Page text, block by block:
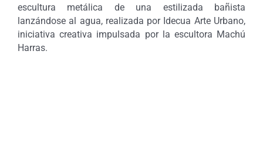
escultura metálica de una estilizada bañista
lanzándose al agua, realizada por Idecua Arte Urbano,
iniciativa creativa impulsada por la escultora Machú
Harras.